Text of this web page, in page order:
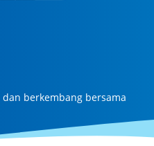
berkembang bersama